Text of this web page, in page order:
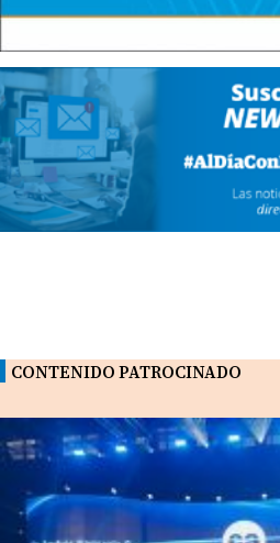
CONTENIDO PATROCINADO